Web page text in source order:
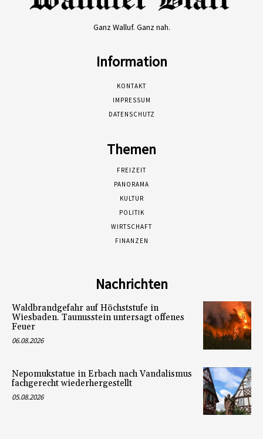
Ganz Walluf. Ganz nah.
Information
KONTAKT
IMPRESSUM
DATENSCHUTZ
Themen
FREIZEIT
PANORAMA
KULTUR
POLITIK
WIRTSCHAFT
FINANZEN
Nachrichten
Waldbrandgefahr auf Höchststufe in
Wiesbaden. Taunusstein untersagt offenes
Feuer
06.08.2026
Nepomukstatue in Erbach nach Vandalismus
fachgerecht wiederhergestellt
05.08.2026